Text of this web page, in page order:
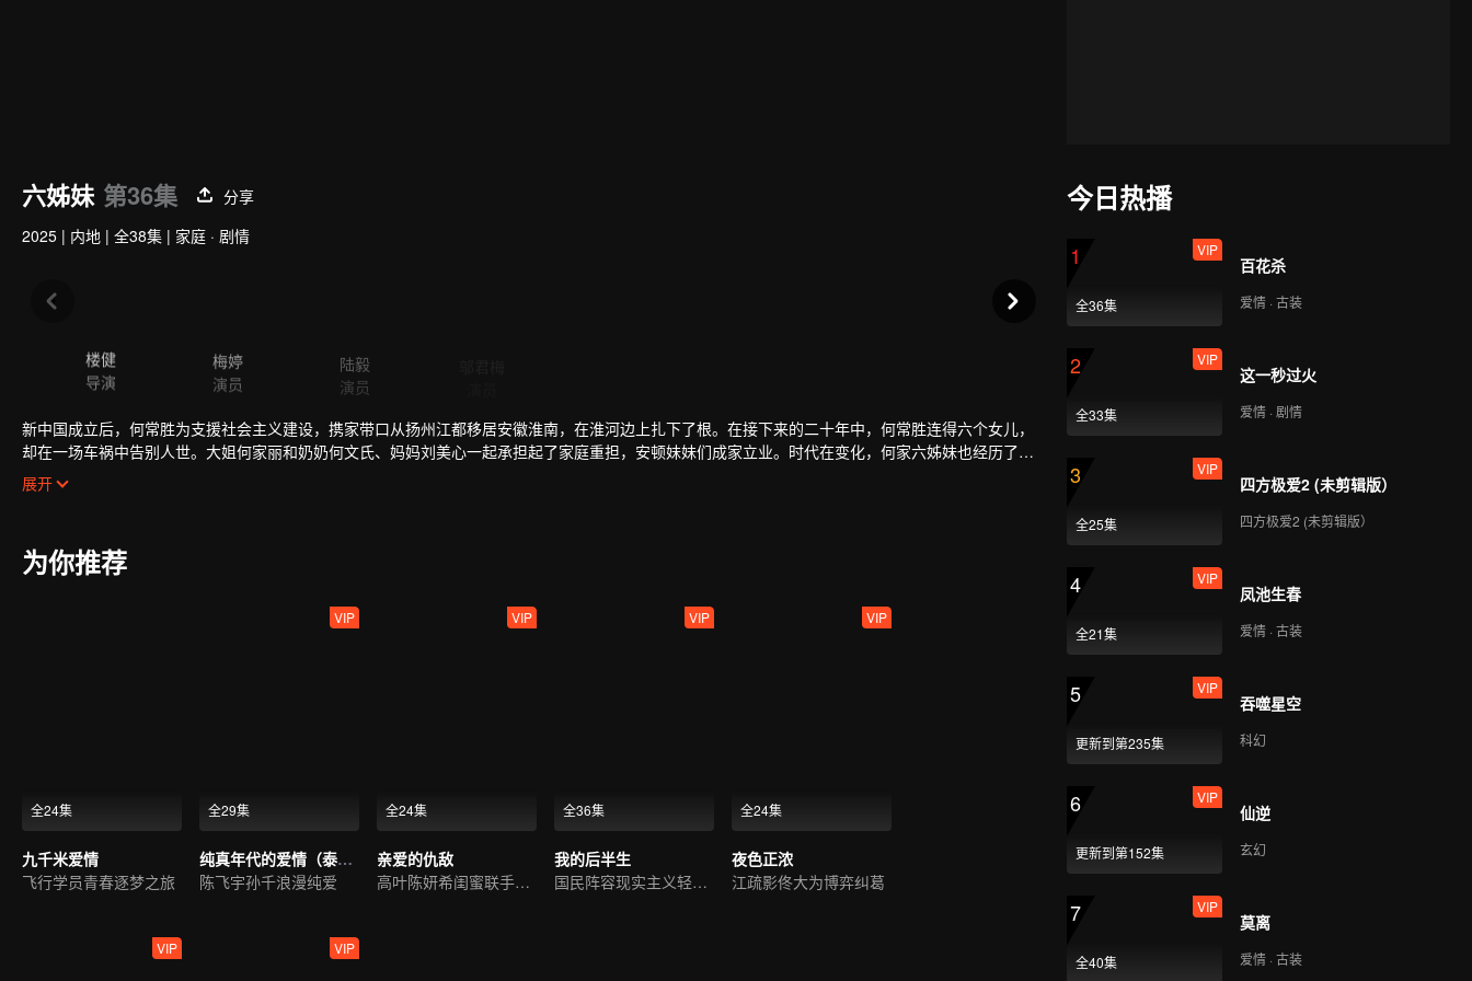
六姊妹 第36集
分享
2025 | 内地 | 全38集 | 家庭 · 剧情
楼健
导演
梅婷
演员
陆毅
演员
新中国成立后，何常胜为支援社会主义建设，携家带口从扬州江都移居安徽淮南，在淮河边上扎下了根。在接下来的二十年中，何常胜连得六个女儿，
却在一场车祸中告别人世。大姐何家丽和奶奶何文氏、妈妈刘美心一起承担起了家庭重担，安顿妹妹们成家立业。时代在变化，何家六姊妹也经历了婚
恋、工作、生活等命运起伏，但她们团结一心，共同面对人生的风雨，在生活的磨砺中，六姊妹们也终于明白父亲生前反复强调的“家”的意义。
展开
为你推荐
全24集
九千米爱情
飞行学员青春逐梦之旅
全29集
VIP
纯真年代的爱情（泰语版）
陈飞宇孙千浪漫纯爱
全24集
VIP
亲爱的仇敌
高叶陈妍希闺蜜联手复仇
全36集
VIP
我的后半生
国民阵容现实主义轻喜剧
全24集
VIP
夜色正浓
江疏影佟大为博弈纠葛
VIP VIP
今日热播
1
全36集
VIP
百花杀
爱情 · 古装
2
全33集
VIP
这一秒过火
爱情 · 剧情
3
全25集
VIP
四方极爱2 (未剪辑版）
四方极爱2 (未剪辑版）
4
全21集
VIP
凤池生春
爱情 · 古装
5
更新到第235集
VIP
吞噬星空
科幻
6
更新到第152集
VIP
仙逆
玄幻
7
全40集
VIP
莫离
爱情 · 古装